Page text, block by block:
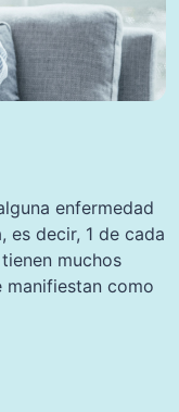
enfermedad
es decir, 1 de cada
muchos
manifiestan como